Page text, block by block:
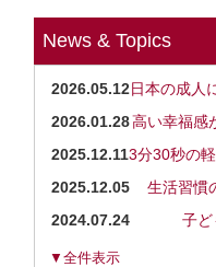
News & Topics
2026.05.12日本の成人
2026.01.28高い幸福感
2025.12.113分30秒の
2025.12.05
生活習慣
2024.07.24
子ど
▼全件表示